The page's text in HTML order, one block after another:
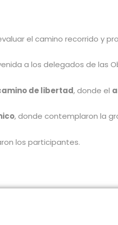
el camino recorrido y
a los delegados de las
de libertad, donde el
, donde contemplaron la
los participantes.